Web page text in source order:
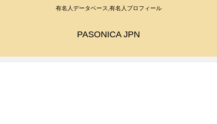
有名人データベース,有名人プロフィール
PASONICA JPN